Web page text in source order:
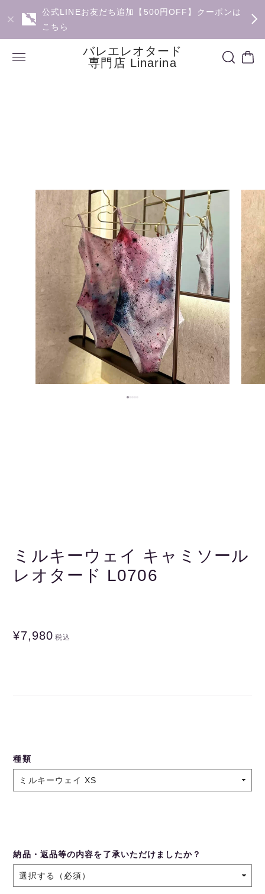
公式LINEお友だち追加【500円OFF】クーポンは
こちら
バレエレオタード
専門店 Linarina
ミルキーウェイ キャミソール
レオタード L0706
¥7,980 税込
種類
納品・返品等の内容を了承いただけましたか？